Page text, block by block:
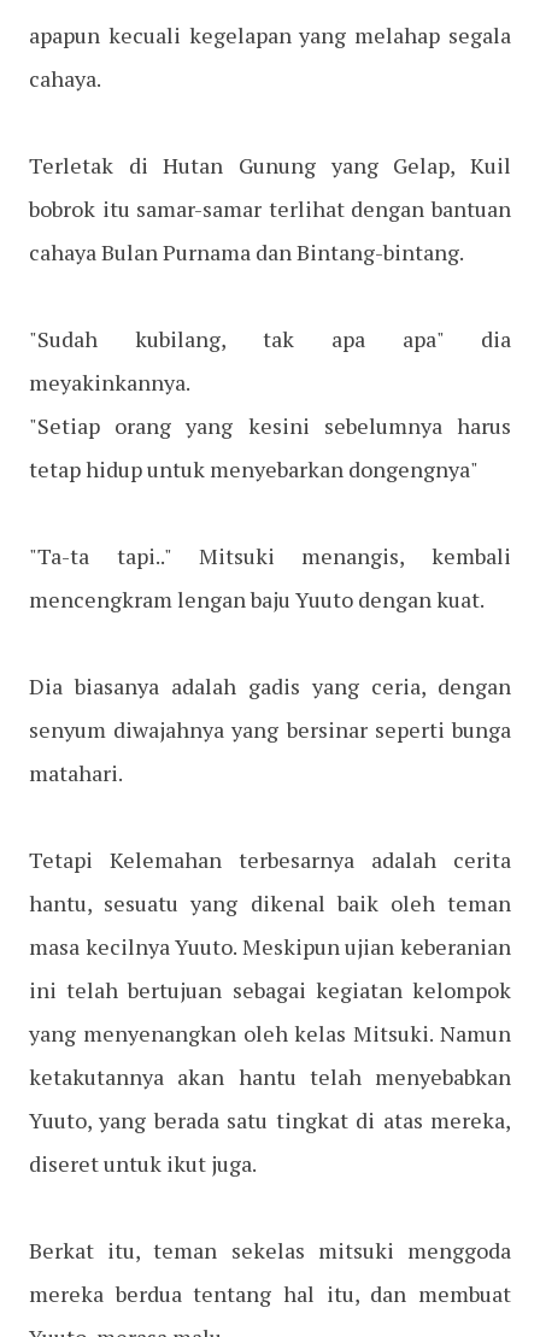
apapun kecuali kegelapan yang melahap segala
cahaya.
Terletak di Hutan Gunung yang Gelap, Kuil
bobrok itu samar-samar terlihat dengan bantuan
cahaya Bulan Purnama dan Bintang-bintang.
"Sudah kubilang, tak apa apa" dia
meyakinkannya.
"Setiap orang yang kesini sebelumnya harus
tetap hidup untuk menyebarkan dongengnya"
"Ta-ta tapi.." Mitsuki menangis, kembali
mencengkram lengan baju Yuuto dengan kuat.
Dia biasanya adalah gadis yang ceria, dengan
senyum diwajahnya yang bersinar seperti bunga
matahari.
Tetapi Kelemahan terbesarnya adalah cerita
hantu, sesuatu yang dikenal baik oleh teman
masa kecilnya Yuuto. Meskipun ujian keberanian
ini telah bertujuan sebagai kegiatan kelompok
yang menyenangkan oleh kelas Mitsuki. Namun
ketakutannya akan hantu telah menyebabkan
Yuuto, yang berada satu tingkat di atas mereka,
diseret untuk ikut juga.
Berkat itu, teman sekelas mitsuki menggoda
mereka berdua tentang hal itu, dan membuat